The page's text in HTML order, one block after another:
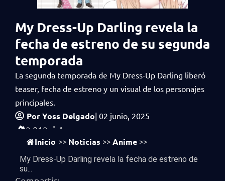
My Dress-Up Darling revela la
fecha de estreno de su segunda
temporada
La segunda temporada de My Dress-Up Darling liberó
teaser, fecha de estreno y un visual de los personajes
principales.
PorYoss Delgado| 02 junio, 2025
2,012 vistas
Inicio >> Noticias >> Anime >>
My Dress-Up Darling revela la fecha de estreno de
su...